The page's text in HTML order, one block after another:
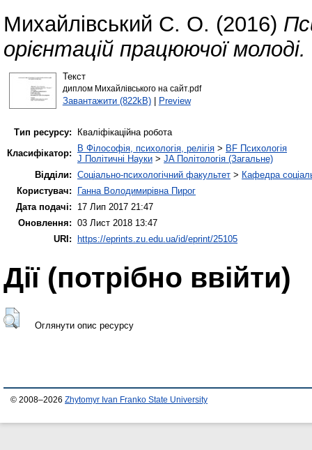
Михайлівський С. О. (2016)
орієнтацій працюючої молоді.
Текст
диплом Михайлівського на сайт.pdf
Завантажити (822kB)| Preview
Тип ресурсу:
Кваліфікаційна робота
Класифікатор:
B Філософія, психологія, релігія > BF Психологія
J Політичні Науки > JA Політологія (Загальне)
Відділи: Соціально-психологічний факультет > Кафедра
Користувач:
Ганна Володимирівна Пирог
Дата подачі:
17 Лип 2017 21:47
Оновлення: 03 Лист 2018 13:47
URI:
https://eprints.zu.edu.ua/id/eprint/25105
Дії ​​(потрібно ввійти)
Оглянути опис ресурсу
© 2008–2026 Zhytomyr Ivan Franko State University